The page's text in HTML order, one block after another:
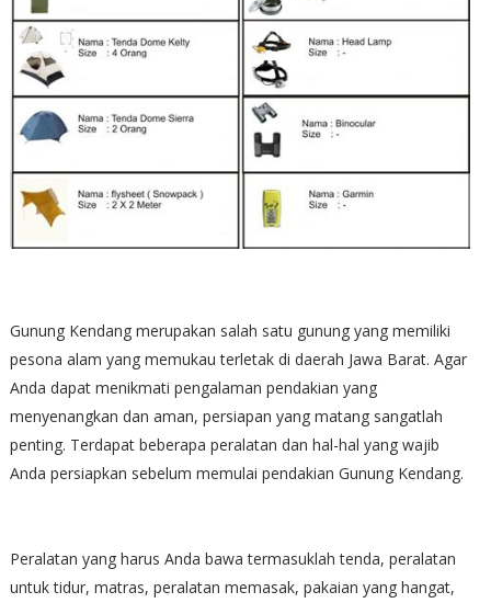
Gunung Kendang merupakan salah satu gunung yang memiliki
pesona alam yang memukau terletak di daerah Jawa Barat. Agar
Anda dapat menikmati pengalaman pendakian yang
menyenangkan dan aman, persiapan yang matang sangatlah
penting. Terdapat beberapa peralatan dan hal-hal yang wajib
Anda persiapkan sebelum memulai pendakian Gunung Kendang.
Peralatan yang harus Anda bawa termasuklah tenda, peralatan
untuk tidur, matras, peralatan memasak, pakaian yang hangat,